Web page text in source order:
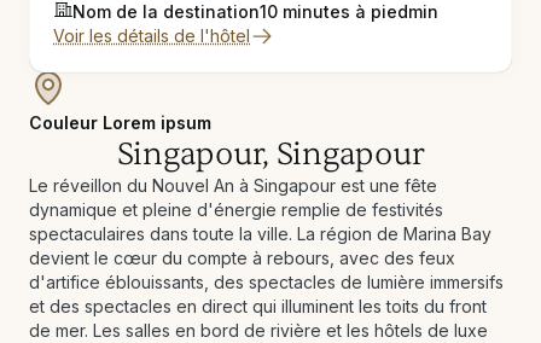
Nom de la destination10 minutes à piedmin
Voir les détails de l'hôtel
Couleur Lorem ipsum
Singapour, Singapour
Le réveillon du Nouvel An à Singapour est une fête
dynamique et pleine d'énergie remplie de festivités
spectaculaires dans toute la ville. La région de Marina Bay
devient le cœur du compte à rebours, avec des feux
d'artifice éblouissants, des spectacles de lumière immersifs
et des spectacles en direct qui illuminent les toits du front
de mer. Les salles en bord de rivière et les hôtels de luxe